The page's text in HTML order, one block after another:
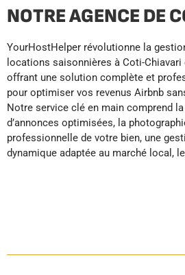
NOTRE AGENCE DE
YourHostHelper révolutionne la
locations saisonnières à Coti-Chiavari
offrant une solution complète et
pour optimiser vos revenus Airbnb
Notre service clé en main comprend
d’annonces optimisées, la
professionnelle de votre bien, une
dynamique adaptée au marché local,
complet des réservations et un accueil
disponible 24h/7j. Nous prenons
charge le nettoyage professionnel,
linge, la maintenance préventive de
le réapprovisionnement
équipements essentiels et proposons des
de conciergerie premium pour
confiant votre location à YourHostHelper,
libérez des tâches quotidiennes
en bénéficiant de standards
garantissent d’excellents avis
positionnement haut de gamme.
plus de temps libre, réduisez votre
sécurisez vos revenus pendant que votre